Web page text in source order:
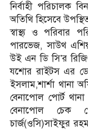
নির্বাহী পরিচালক
অতিথি হিসেবে
স্বাস্থ্য ও পরিবার
পারভেজ, সাউথ
উই এন ডি সি’র
যশোর রাইটস এর
ইসলাম,শার্শা থানা
বেনাপোল পোর্ট
বেনাপোল চেক
চার্জ(ওসি)সাইফুর